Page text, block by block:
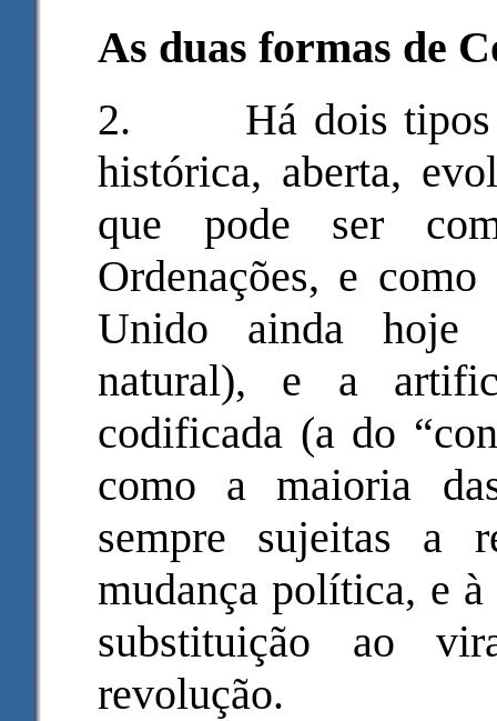
As duas formas de
2. Há dois
histórica, aberta,
que pode ser
Ordenações, e
Unido ainda hoje
natural), e a
codificada (a do
como a maioria
sempre sujeitas a
mudança política, e
substituição ao
revolução.